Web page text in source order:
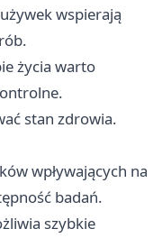
wspierają
życia warto
stan zdrowia.
wpływających na
badań.
szybkie